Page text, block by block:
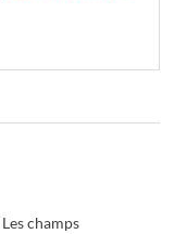
Les champs